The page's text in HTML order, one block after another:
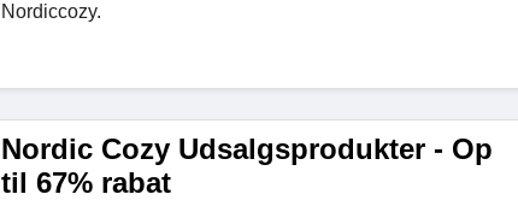
Nordiccozy.
Nordic Cozy Udsalgsprodukter - Op
til 67% rabat